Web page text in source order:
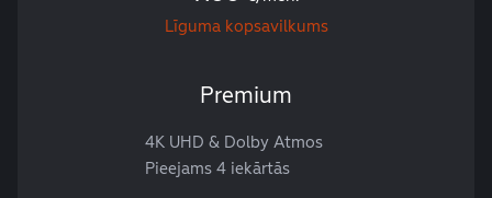
Līguma kopsavilkums
Premium
4K UHD & Dolby Atmos
Pieejams 4 iekārtās